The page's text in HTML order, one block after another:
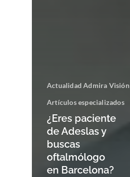
Actualidad Admira Visión
Artículos especializados
¿Eres paciente
de Adeslas y
buscas
oftalmólogo
en Barcelona?